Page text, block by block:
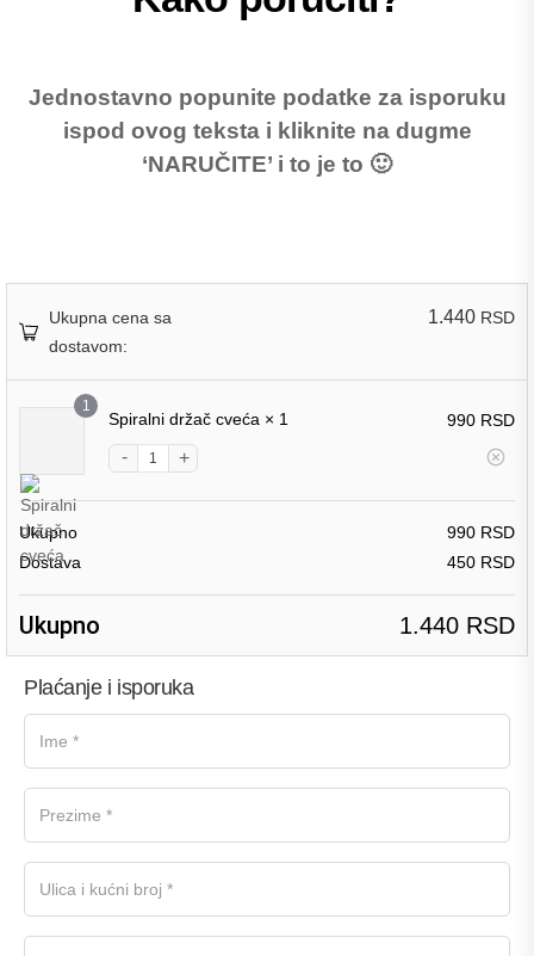
Jednostavno popunite podatke za isporuku
ispod ovog teksta i kliknite na dugme
‘NARUČITE’ i to je to 🙂
Ukupna cena sa
dostavom:
1.440 RSD
1
Spiralni držač cveća × 1 990 RSD
Ukupno 990 RSD
Dostava
450 RSD
Ukupno 1.440 RSD
Plaćanje i isporuka